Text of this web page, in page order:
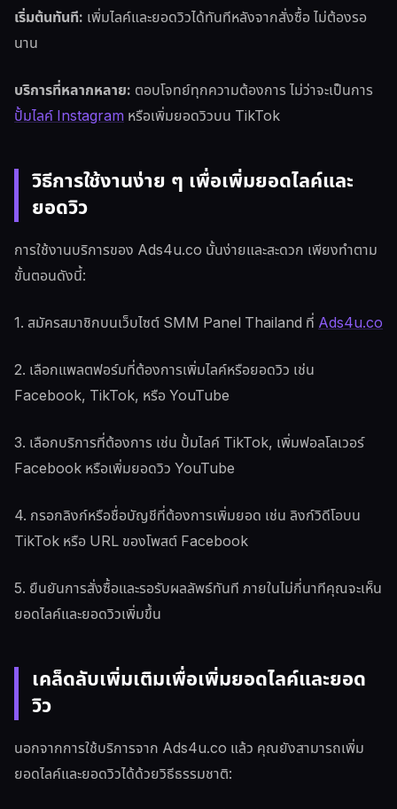
เริ่มต้นทันที: เพิ่มไลค์และยอดวิวได้ทันทีหลังจากสั่งซื้อ ไม่ต้องรอ
นาน
บริการที่หลากหลาย: ตอบโจทย์ทุกความต้องการ ไม่ว่าจะเป็นการ
ปั้มไลค์ Instagram หรือเพิ่มยอดวิวบน TikTok
วิธีการใช้งานง่าย ๆ เพื่อเพิ่มยอดไลค์และ
ยอดวิว
การใช้งานบริการของ Ads4u.co นั้นง่ายและสะดวก เพียงทำตาม
ขั้นตอนดังนี้:
1. สมัครสมาชิกบนเว็บไซต์ SMM Panel Thailand ที่ Ads4u.co
2. เลือกแพลตฟอร์มที่ต้องการเพิ่มไลค์หรือยอดวิว เช่น
Facebook, TikTok, หรือ YouTube
3. เลือกบริการที่ต้องการ เช่น ปั้มไลค์ TikTok, เพิ่มฟอลโลเวอร์
Facebook หรือเพิ่มยอดวิว YouTube
4. กรอกลิงก์หรือชื่อบัญชีที่ต้องการเพิ่มยอด เช่น ลิงก์วิดีโอบน
TikTok หรือ URL ของโพสต์ Facebook
5. ยืนยันการสั่งซื้อและรอรับผลลัพธ์ทันที ภายในไม่กี่นาทีคุณจะเห็น
ยอดไลค์และยอดวิวเพิ่มขึ้น
เคล็ดลับเพิ่มเติมเพื่อเพิ่มยอดไลค์และยอด
วิว
นอกจากการใช้บริการจาก Ads4u.co แล้ว คุณยังสามารถเพิ่ม
ยอดไลค์และยอดวิวได้ด้วยวิธีธรรมชาติ: